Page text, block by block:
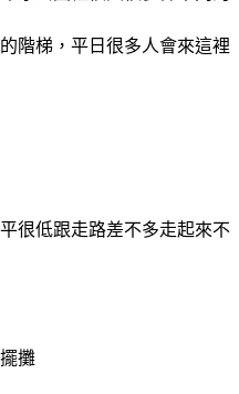
階梯，平日很多人會來這裡
很低跟走路差不多走起來不
攤